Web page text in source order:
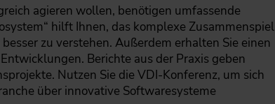
agieren wollen, benötigen umfassende
hilft Ihnen, das komplexe Zusammenspiel
zu verstehen. Außerdem erhalten Sie einen
Berichte aus der Praxis geben
Nutzen Sie die VDI-Konferenz, um sich
über innovative Softwaresysteme